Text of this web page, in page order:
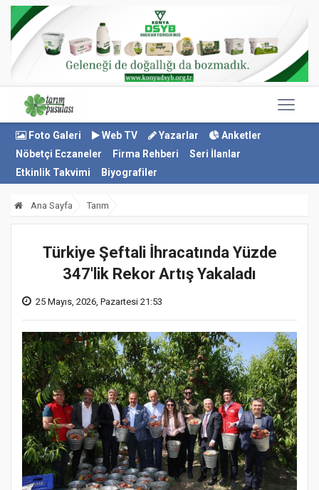
Foto Galeri Web TV Yazarlar
Anketler
Nöbetçi Eczaneler
Firma Rehberi
Seri İlanlar
Etkinlik Takvimi
Biyografiler
Ana Sayfa Tarım
Türkiye Şeftali İhracatında Yüzde
347'lik Rekor Artış Yakaladı
25 Mayıs, 2026, Pazartesi 21:53